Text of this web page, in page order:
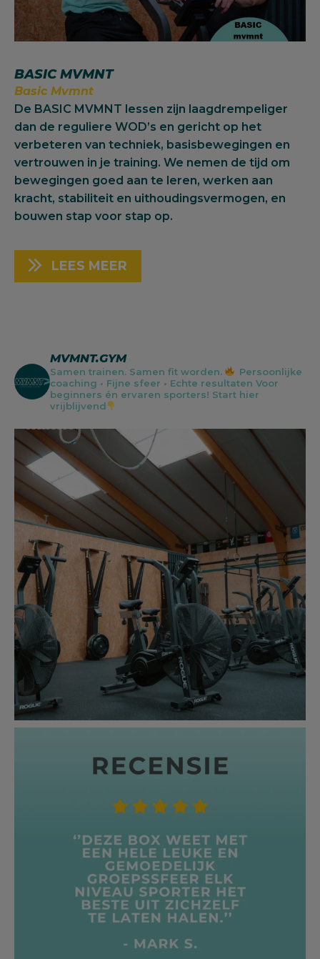
BASIC MVMNT
Basic Mvmnt
De BASIC MVMNT lessen zijn laagdrempeliger
dan de reguliere WOD’s en gericht op het
verbeteren van techniek, basisbewegingen en
vertrouwen in je training. We nemen de tijd om
bewegingen goed aan te leren, werken aan
kracht, stabiliteit en uithoudingsvermogen, en
bouwen stap voor stap op.
LEES MEER
MVMNT.GYM
Samen trainen. Samen fit worden.
Persoonlijke
coaching • Fijne sfeer • Echte resultaten Voor
beginners én ervaren sporters! Start hier
vrijblijvend